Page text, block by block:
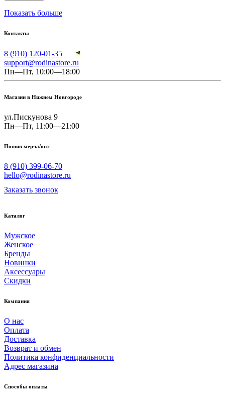
Показать больше
Контакты
8 (910) 120-01-35
support@rodinastore.ru
Пн—Пт, 10:00—18:00
Магазин в Нижнем Новгороде
ул.Пискунова 9
Пн—Пт, 11:00—21:00
Пошив мерча/опт
8 (910) 399-06-70
hello@rodinastore.ru
Заказать звонок
Каталог
Мужское
Женское
Бренды
Новинки
Аксессуары
Скидки
Компания
О нас
Оплата
Доставка
Возврат и обмен
Политика конфиденциальности
Адрес магазина
Способы оплаты